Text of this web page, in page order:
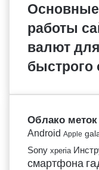
работы
валют
быстрого
Облако меток
Android Apple
Sony xperia
смартфона